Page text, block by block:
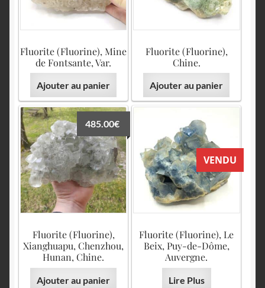
Fluorite (Fluorine), Mine
de Fontsante, Var.
Ajouter au panier
Fluorite (Fluorine),
Chine.
Ajouter au panier
Fluorite (Fluorine),
Xianghuapu, Chenzhou,
Hunan, Chine.
485.00€
Ajouter au panier
VENDU
Fluorite (Fluorine), Le
Beix, Puy-de-Dôme,
Auvergne.
Lire Plus